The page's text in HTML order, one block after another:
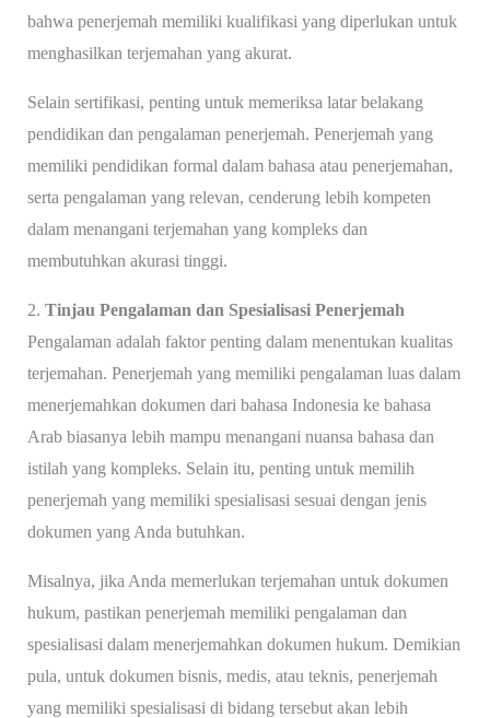
bahwa penerjemah memiliki kualifikasi yang diperlukan untuk
menghasilkan terjemahan yang akurat.
Selain sertifikasi, penting untuk memeriksa latar belakang
pendidikan dan pengalaman penerjemah. Penerjemah yang
memiliki pendidikan formal dalam bahasa atau penerjemahan,
serta pengalaman yang relevan, cenderung lebih kompeten
dalam menangani terjemahan yang kompleks dan
membutuhkan akurasi tinggi.
2. Tinjau Pengalaman dan Spesialisasi Penerjemah
Pengalaman adalah faktor penting dalam menentukan kualitas
terjemahan. Penerjemah yang memiliki pengalaman luas dalam
menerjemahkan dokumen dari bahasa Indonesia ke bahasa
Arab biasanya lebih mampu menangani nuansa bahasa dan
istilah yang kompleks. Selain itu, penting untuk memilih
penerjemah yang memiliki spesialisasi sesuai dengan jenis
dokumen yang Anda butuhkan.
Misalnya, jika Anda memerlukan terjemahan untuk dokumen
hukum, pastikan penerjemah memiliki pengalaman dan
spesialisasi dalam menerjemahkan dokumen hukum. Demikian
pula, untuk dokumen bisnis, medis, atau teknis, penerjemah
yang memiliki spesialisasi di bidang tersebut akan lebih